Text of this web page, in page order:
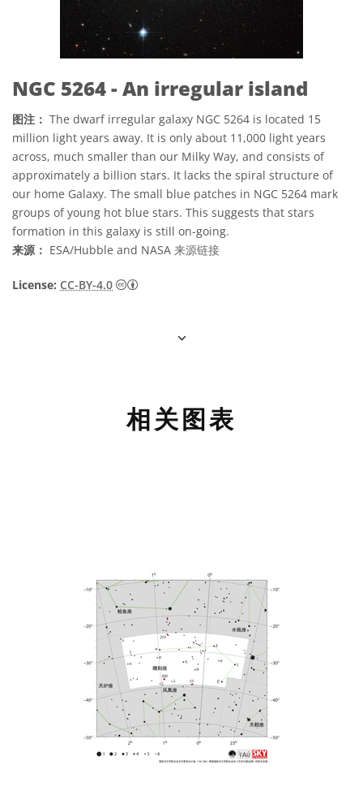
NGC 5264 - An irregular island
图注： The dwarf irregular galaxy NGC 5264 is located 15
million light years away. It is only about 11,000 light years
across, much smaller than our Milky Way, and consists of
approximately a billion stars. It lacks the spiral structure of
our home Galaxy. The small blue patches in NGC 5264 mark
groups of young hot blue stars. This suggests that stars
formation in this galaxy is still on-going.
来源： ESA/Hubble and NASA 来源链接
License: CC-BY-4.0 知识共享许可协议 署名 4.0 国际 (CC BY
相关图表